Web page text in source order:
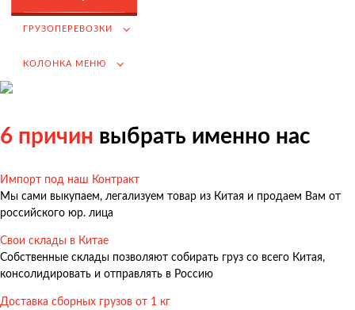
ГРУЗОПЕРЕВОЗКИ
КОЛОНКА МЕНЮ
Грузоперевозки
Грузоперевозки из Китая
Международные перевозки
Автомобильные перевозки
6 причин выбрать именно нас
Импорт под наш Контракт
Мы сами выкупаем, легализуем товар из Китая и продаем Вам от
российского юр. лица
Свои склады в Китае
Собственные склады позволяют собирать груз со всего Китая,
консолидировать и отправлять в Россию
Доставка сборных грузов от 1 кг